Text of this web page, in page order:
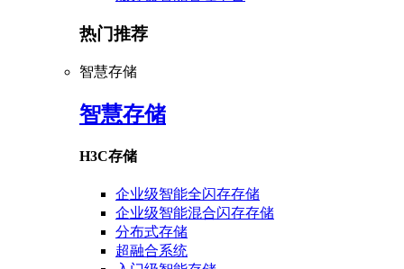
热门推荐
智慧存储
智慧存储
H3C存储
企业级智能全闪存存储
企业级智能混合闪存存储
分布式存储
超融合系统